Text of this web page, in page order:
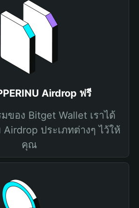
Airdrop ฟรี
ของ Bitget Wallet เราได้
Airdrop ประเภทต่างๆ ไว้ให้
คุณ